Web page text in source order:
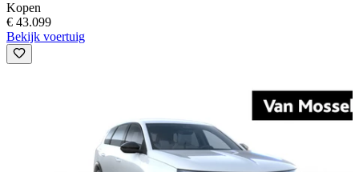
Kopen
€ 43.099
Bekijk voertuig